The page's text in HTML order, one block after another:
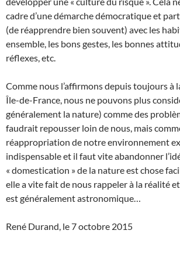
cadre d’une démarche démocratique et
(de réapprendre bien souvent) avec les
ensemble, les bons gestes, les bonnes
réflexes, etc.
Comme nous l’affirmons depuis toujours à
Île-de-France, nous ne pouvons plus
généralement la nature) comme des
faudrait repousser loin de nous, mais
réappropriation de notre environnement
indispensable et il faut vite abandonner
« domestication » de la nature est chose
elle a vite fait de nous rappeler à la réalité
est généralement astronomique…
René Durand, le 7 octobre 2015